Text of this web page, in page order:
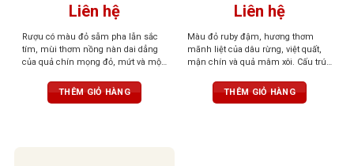
Liên hệ
Rượu có màu đỏ sẫm pha lẫn sắc
tím, mùi thơm nồng nàn dai dẳng
của quả chín mọng đỏ, mứt và một
rượu tròn đầy, tannin mạnh mẽ,
cân bằng tuyệt vời
THÊM GIỎ HÀNG
Liên hệ
Màu đỏ ruby đậm, hương thơm
mãnh liệt của dâu rừng, việt quất,
mận chín và quả mâm xôi. Cấu trúc
trịa và hậu vị ấn tượng trong vòm
miệng
THÊM GIỎ HÀNG